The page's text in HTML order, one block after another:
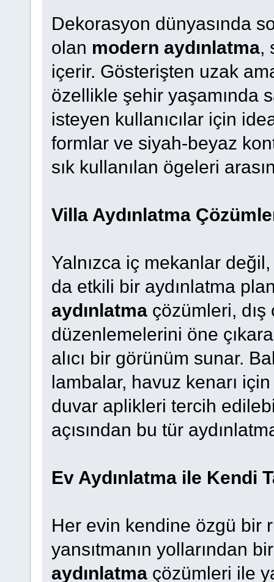
Dekorasyon dünyasında
olan modern aydınlatma,
içerir. Gösterişten uzak
özellikle şehir yaşamında
isteyen kullanıcılar için
formlar ve siyah-beyaz
sık kullanılan ögeleri
Villa Aydınlatma
Yalnızca iç mekanlar
da etkili bir aydınlatma
aydınlatmaçözümleri, dış
düzenlemelerini öne
alıcı bir görünüm sunar.
lambalar, havuz kenarı
duvar aplikleri tercih
açısından bu tür
Ev Aydınlatma ile Kendi
Her evin kendine özgü bir
yansıtmanın yollarından
aydınlatmaçözümleri ile